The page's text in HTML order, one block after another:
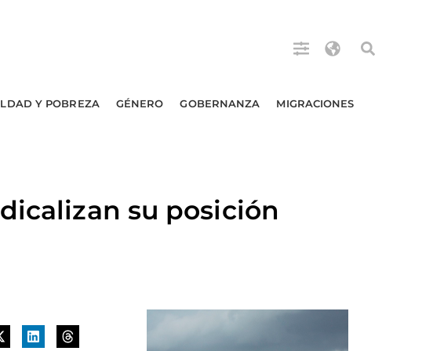
Y POBREZA GÉNERO GOBERNANZA MIGRACIONES
su posición